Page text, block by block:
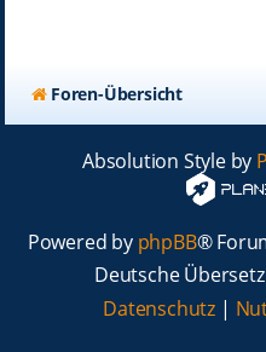
Foren-Übersicht
Absolution Style by
Powered by phpBB®
Deutsche
Datenschutz |